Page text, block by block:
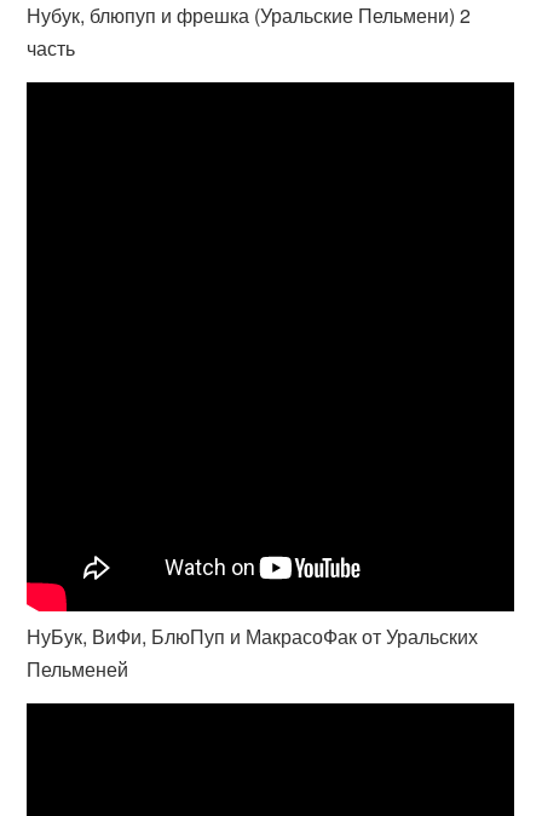
Нубук, блюпуп и фрешка (Уральские Пельмени) 2
часть
НуБук, ВиФи, БлюПуп и МакрасоФак от Уральских
Пельменей